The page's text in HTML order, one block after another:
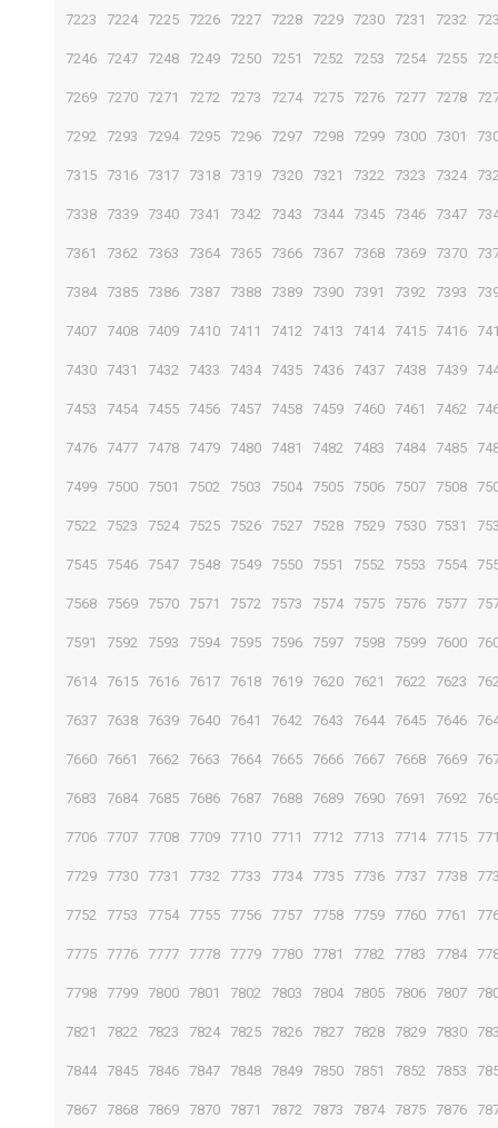
7223 7224 7225 7226 7227 7228 7229 7230 7231 7232
7246 7247 7248 7249 7250 7251 7252 7253 7254 7255
7269 7270 7271 7272 7273 7274 7275 7276 7277 7278
7292 7293 7294 7295 7296 7297 7298 7299 7300 7301
7315 7316 7317 7318 7319 7320 7321 7322 7323 7324
7338 7339 7340 7341 7342 7343 7344 7345 7346 7347
7361 7362 7363 7364 7365 7366 7367 7368 7369 7370
7384 7385 7386 7387 7388 7389 7390 7391 7392 7393
7407 7408 7409 7410 7411 7412 7413 7414 7415 7416
7430 7431 7432 7433 7434 7435 7436 7437 7438 7439
7453 7454 7455 7456 7457 7458 7459 7460 7461 7462
7476 7477 7478 7479 7480 7481 7482 7483 7484 7485
7499 7500 7501 7502 7503 7504 7505 7506 7507 7508
7522 7523 7524 7525 7526 7527 7528 7529 7530 7531
7545 7546 7547 7548 7549 7550 7551 7552 7553 7554
7568 7569 7570 7571 7572 7573 7574 7575 7576 7577
7591 7592 7593 7594 7595 7596 7597 7598 7599 7600
7614 7615 7616 7617 7618 7619 7620 7621 7622 7623
7637 7638 7639 7640 7641 7642 7643 7644 7645 7646
7660 7661 7662 7663 7664 7665 7666 7667 7668 7669
7683 7684 7685 7686 7687 7688 7689 7690 7691 7692
7706 7707 7708 7709 7710 7711 7712 7713 7714 7715
7729 7730 7731 7732 7733 7734 7735 7736 7737 7738
7752 7753 7754 7755 7756 7757 7758 7759 7760 7761
7775 7776 7777 7778 7779 7780 7781 7782 7783 7784
7798 7799 7800 7801 7802 7803 7804 7805 7806 7807
7821 7822 7823 7824 7825 7826 7827 7828 7829 7830
7844 7845 7846 7847 7848 7849 7850 7851 7852 7853
7867 7868 7869 7870 7871 7872 7873 7874 7875 7876